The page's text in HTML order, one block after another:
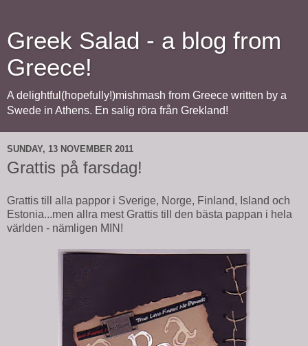
Greek Salad - a blog from
Greece!
A delightful(hopefully!)mishmash from Greece written by a
Swede in Athens. En salig röra från Grekland!
SUNDAY, 13 NOVEMBER 2011
Grattis på farsdag!
Grattis till alla pappor i Sverige, Norge, Finland, Island och
Estonia...men allra mest Grattis till den bästa pappan i hela
världen - nämligen MIN!